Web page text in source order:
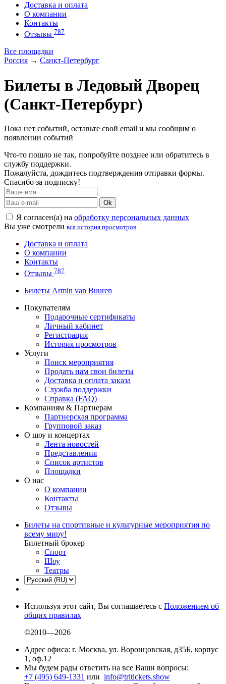
Доставка и оплата
О компании
Контакты
Отзывы 787
Все площадки
Россия → Санкт-Петербург
Билеты в Ледовый Дворец
(Санкт-Петербург)
Пока нет событий, оставьте свой email и мы сообщим о
появлении событий
Что-то пошло не так, попробуйте позднее или обратитесь в
службу поддержки.
Пожалуйста, дождитесь подтверждения отправки формы.
Спасибо за подписку!
Ok
Я согласен(а) на обработку персональных данных
Вы уже смотрели вся история просмотров
Доставка и оплата
О компании
Контакты
Отзывы 787
Билеты Armin van Buuren
Покупателям
Подарочные сертификаты
Личный кабинет
Регистрация
История просмотров
Услуги
Поиск мероприятия
Продать нам свои билеты
Доставка и оплата заказа
Служба поддержки
Справка (FAQ)
Компаниям & Партнерам
Партнерская программа
Групповой заказ
О шоу и концертах
Лента новостей
Представления
Список артистов
Площадки
О нас
О компании
Контакты
Отзывы
Билеты на спортивные и культурные мероприятия по
всему миру!
Билетный брокер
Спорт
Шоу
Театры
Используя этот сайт, Вы соглашаетесь с Положением об
общих правилах
©2010—2026
Адрес офиса: г. Москва, ул. Воронцовская, д35Б, корпус
1, оф.12
Мы будем рады ответить на все Ваши вопросы:
+7 (495) 649-1331 или info@tritickets.show